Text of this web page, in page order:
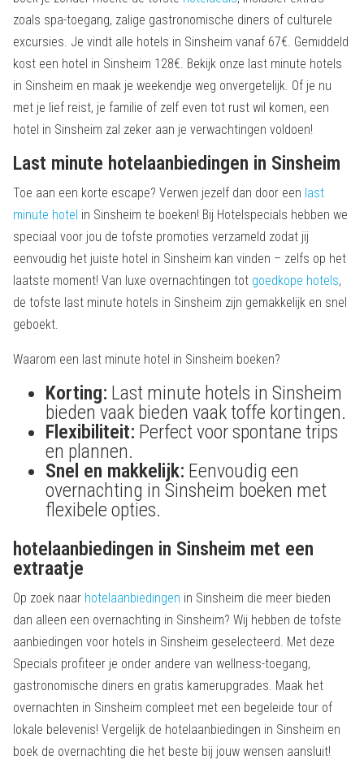
zoals spa-toegang, zalige gastronomische diners of culturele
excursies. Je vindt alle hotels in Sinsheim vanaf 67€. Gemiddeld
kost een hotel in Sinsheim 128€. Bekijk onze last minute hotels
in Sinsheim en maak je weekendje weg onvergetelijk. Of je nu
met je lief reist, je familie of zelf even tot rust wil komen, een
hotel in Sinsheim zal zeker aan je verwachtingen voldoen!
Last minute hotelaanbiedingen in Sinsheim
Toe aan een korte escape? Verwen jezelf dan door een last
minute hotel in Sinsheim te boeken! Bij Hotelspecials hebben we
speciaal voor jou de tofste promoties verzameld zodat jij
eenvoudig het juiste hotel in Sinsheim kan vinden – zelfs op het
laatste moment! Van luxe overnachtingen tot goedkope hotels,
de tofste last minute hotels in Sinsheim zijn gemakkelijk en snel
geboekt.
Waarom een last minute hotel in Sinsheim boeken?
Korting: Last minute hotels in Sinsheim
bieden vaak bieden vaak toffe kortingen.
Flexibiliteit: Perfect voor spontane trips
en plannen.
Snel en makkelijk: Eenvoudig een
overnachting in Sinsheim boeken met
flexibele opties.
hotelaanbiedingen in Sinsheim met een
extraatje
Op zoek naar hotelaanbiedingen in Sinsheim die meer bieden
dan alleen een overnachting in Sinsheim? Wij hebben de tofste
aanbiedingen voor hotels in Sinsheim geselecteerd. Met deze
Specials profiteer je onder andere van wellness-toegang,
gastronomische diners en gratis kamerupgrades. Maak het
overnachten in Sinsheim compleet met een begeleide tour of
lokale belevenis! Vergelijk de hotelaanbiedingen in Sinsheim en
boek de overnachting die het beste bij jouw wensen aansluit!